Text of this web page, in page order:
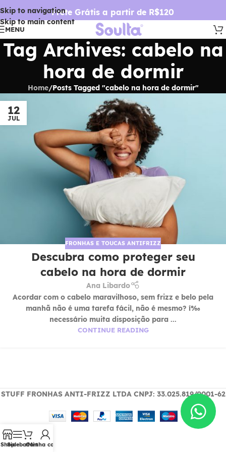
Skip to navigation
Skip to main content
Frete Grátis a partir de R$120
MENU
Tag Archives: cabelo na
hora de dormir
Home/Posts Tagged "cabelo na hora de dormir"
12
JUL
FRONHAS E TOUCAS ANTIFRIZZ
Descubra como proteger seu
cabelo na hora de dormir
Ana Libardo
Acordar com o cabelo maravilhoso, sem frizz e belo pela
manhã não é uma tarefa fácil, não é mesmo? í‰
necessário muita disposição para ...
CONTINUE READING
STUFF FRONHAS ANTI-FRIZZ LTDA CNPJ: 33.025.819/0001-62
ShopSidebarCart
Minha conta